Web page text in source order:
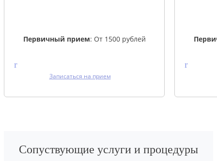
Первичный прием: От 1500 рублей
Записаться на прием
Сопуствующие услуги и процедуры